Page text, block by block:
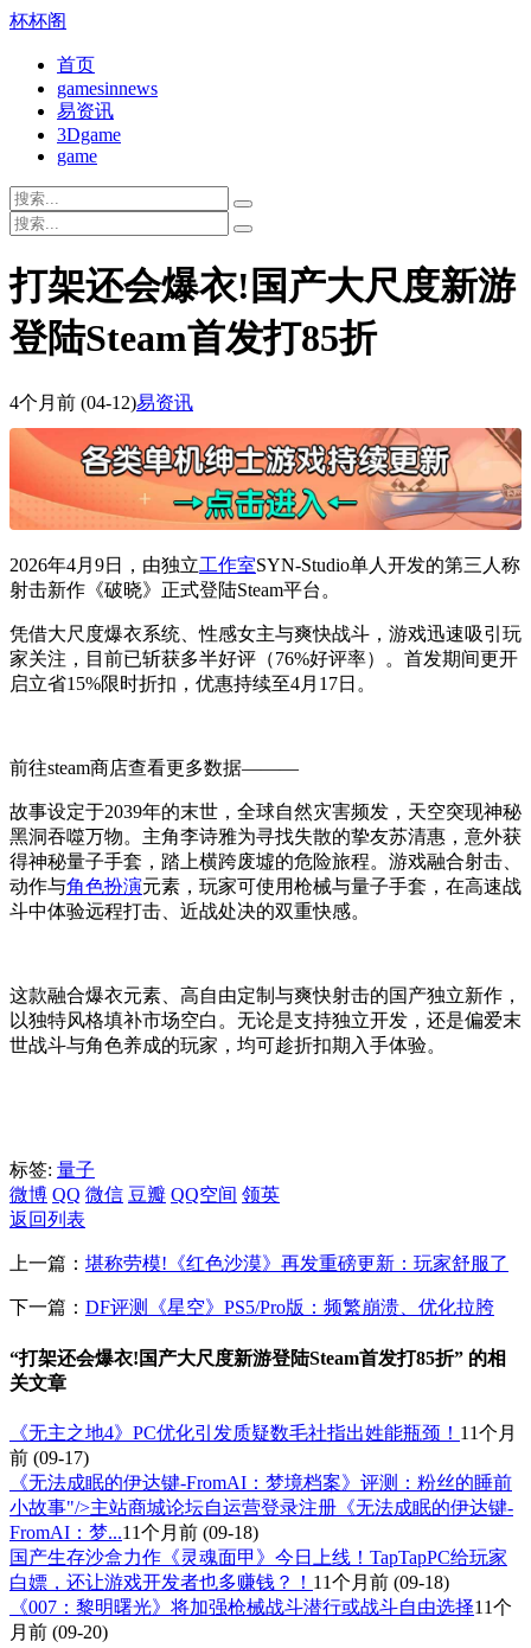
杯杯阁
首页
gamesinnews
易资讯
3Dgame
game
打架还会爆衣!国产大尺度新游
登陆Steam首发打85折
4个月前 (04-12)易资讯
2026年4月9日，由独立工作室SYN-Studio单人开发的第三人称
射击新作《破晓》正式登陆Steam平台。
凭借大尺度爆衣系统、性感女主与爽快战斗，游戏迅速吸引玩
家关注，目前已斩获多半好评（76%好评率）。首发期间更开
启立省15%限时折扣，优惠持续至4月17日。
前往steam商店查看更多数据———
故事设定于2039年的末世，全球自然灾害频发，天空突现神秘
黑洞吞噬万物。主角李诗雅为寻找失散的挚友苏清惠，意外获
得神秘量子手套，踏上横跨废墟的危险旅程。游戏融合射击、
动作与角色扮演元素，玩家可使用枪械与量子手套，在高速战
斗中体验远程打击、近战处决的双重快感。
这款融合爆衣元素、高自由定制与爽快射击的国产独立新作，
以独特风格填补市场空白。无论是支持独立开发，还是偏爱末
世战斗与角色养成的玩家，均可趁折扣期入手体验。
标签: 量子
微博 QQ 微信 豆瓣 QQ空间 领英
返回列表
上一篇： 堪称劳模!《红色沙漠》再发重磅更新：玩家舒服了
下一篇： DF评测《星空》PS5/Pro版：频繁崩溃、优化拉胯
“打架还会爆衣!国产大尺度新游登陆Steam首发打85折” 的相
关文章
《无主之地4》PC优化引发质疑数毛社指出姓能瓶颈！ 11个月
前 (09-17)
《无法成眠的伊达键-FromAI：梦境档案》评测：粉丝的睡前
小故事"/>主站商城论坛自运营登录注册《无法成眠的伊达键-
FromAI：梦...11个月前 (09-18)
国产生存沙盒力作《灵魂面甲》今日上线！TapTapPC给玩家
白嫖，还让游戏开发者也多赚钱？！ 11个月前 (09-18)
《007：黎明曙光》将加强枪械战斗潜行或战斗自由选择11个
月前 (09-20)